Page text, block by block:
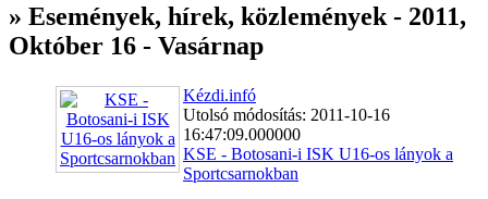
» Események, hírek, közlemények - 2011,
Október 16 - Vasárnap
Kézdi.infó
Utolsó módosítás: 2011-10-16
16:47:09.000000
KSE - Botosani-i ISK U16-os lányok a
Sportcsarnokban